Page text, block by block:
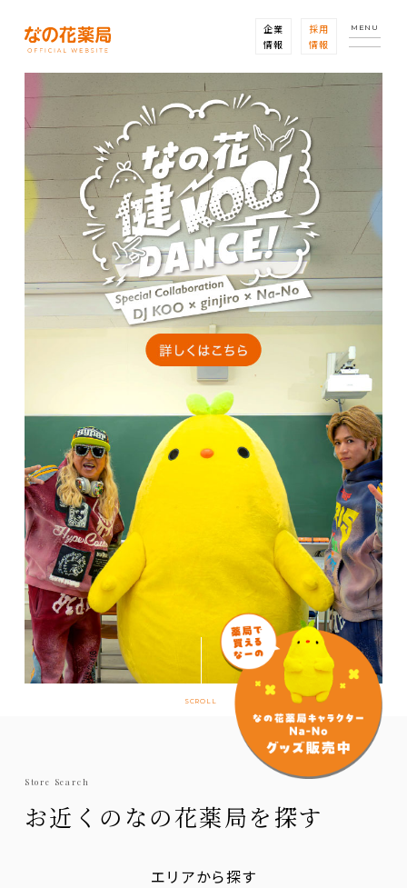
企業
情報
採用
情報
MENU
SCROLL
Store Search
お近くのなの花薬局を探す
エリアから探す